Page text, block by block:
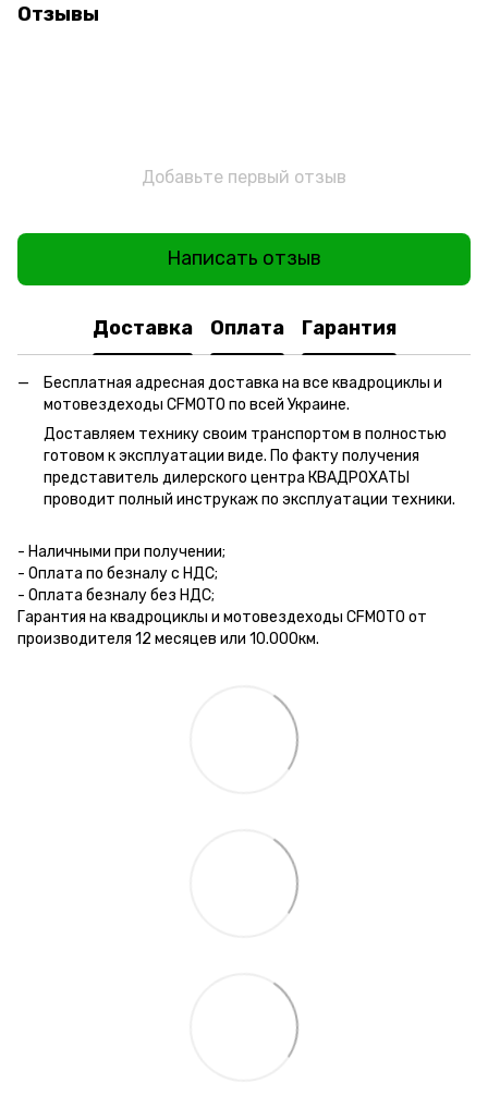
Отзывы
Добавьте первый отзыв
Написать отзыв
Доставка Оплата Гарантия
Бесплатная адресная доставка на все квадроциклы и
мотовездеходы CFMOTO по всей Украине.
Доставляем технику своим транспортом в полностью
готовом к эксплуатации виде. По факту получения
представитель дилерского центра КВАДРОХАТЫ
проводит полный инструкаж по эксплуатации техники.
- Наличными при получении;
- Оплата по безналу с НДС;
- Оплата безналу без НДС;
Гарантия на квадроциклы и мотовездеходы CFMOTO от
производителя 12 месяцев или 10.000км.